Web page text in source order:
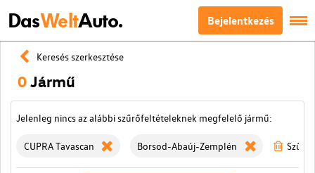
DasWeltAuto. Bejelentkezés
Keresés szerkesztése
0Jármű
Jelenleg nincs az alábbi szűrőfeltételeknek megfelelő jármű:
CUPRA Tavascan Borsod-Abaúj-Zemplén